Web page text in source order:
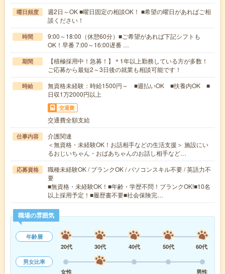
曜日頻度
週2日～OK ■曜日固定の相談OK！ ■希望の曜日があればご相
談ください！
時間
9:00～18:00（休憩60分）■ご希望があれば下記シフトも
OK！早番 7:00～16:00遅番 …
期間
【積極採用中！急募！】＊1年以上勤務している方が多数！
ご応募から最短2～3日後の就業も相談可能です！
時給
無資格未経験：時給1500円～ ■週払いOK ■扶養内OK ■
日収1万2000円以上
交通費
交通費全額支給
仕事内容
介護関連
＜無資格・未経験OK！お話相手などの生活支援＞ 施設にい
るおじいちゃん・おばあちゃんのお話し相手など…
応募資格
職種未経験OK / ブランクOK / パソコンスキル不要 / 英語力不
要
■無資格・未経験OK！■年齢・学歴不問！ブランクOK!■10名
以上採用予定！■履歴書不要■社会保険完…
職場の雰囲気
年齢層
20代
30代 40代 50代
60代
男女比率
女性
男性